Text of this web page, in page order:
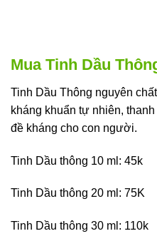
Mua Tinh Dầu
Tinh Dầu Thông nguyên
kháng khuẩn tự nhiên,
đề kháng cho con người.
Tinh Dầu thông 10 ml: 45k
Tinh Dầu thông 20 ml: 75K
Tinh Dầu thông 30 ml: 110k